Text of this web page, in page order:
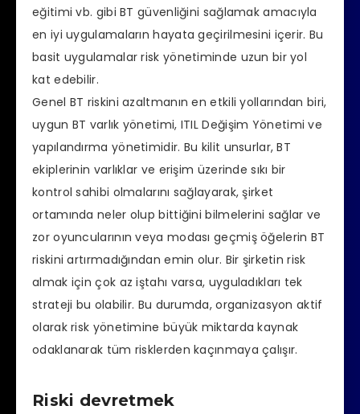
eğitimi vb. gibi BT güvenliğini sağlamak amacıyla
en iyi uygulamaların hayata geçirilmesini içerir. Bu
basit uygulamalar risk yönetiminde uzun bir yol
kat edebilir.
Genel BT riskini azaltmanın en etkili yollarından biri,
uygun BT varlık yönetimi, ITIL Değişim Yönetimi ve
yapılandırma yönetimidir. Bu kilit unsurlar, BT
ekiplerinin varlıklar ve erişim üzerinde sıkı bir
kontrol sahibi olmalarını sağlayarak, şirket
ortamında neler olup bittiğini bilmelerini sağlar ve
zor oyuncularının veya modası geçmiş öğelerin BT
riskini artırmadığından emin olur. Bir şirketin risk
almak için çok az iştahı varsa, uyguladıkları tek
strateji bu olabilir. Bu durumda, organizasyon aktif
olarak risk yönetimine büyük miktarda kaynak
odaklanarak tüm risklerden kaçınmaya çalışır.
Riski devretmek